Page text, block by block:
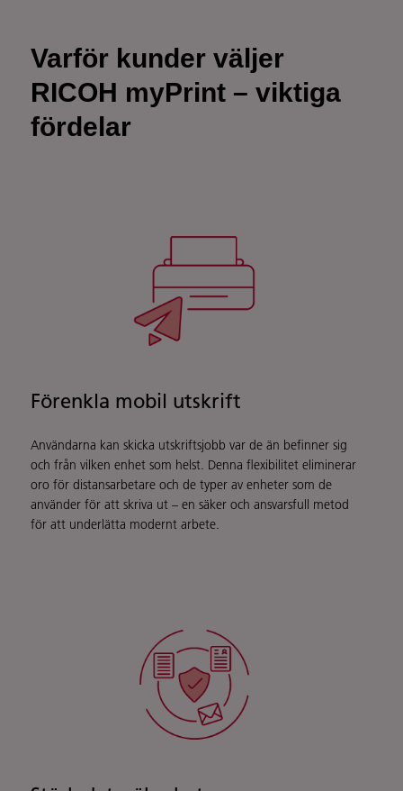
Varför kunder väljer
RICOH myPrint – viktiga
fördelar
Förenkla mobil utskrift
Användarna kan skicka utskriftsjobb var de än befinner sig
och från vilken enhet som helst. Denna flexibilitet eliminerar
oro för distansarbetare och de typer av enheter som de
använder för att skriva ut – en säker och ansvarsfull metod
för att underlätta modernt arbete.